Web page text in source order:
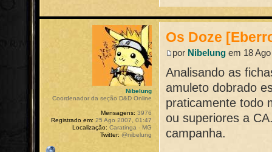
Os Doze
por Nibelung em 18
Analisando as
amuleto dobrado
praticamente todo
ou superiores a
campanha.
Nibelung
Coordenador da seção D&D Online
Mensagens: 3976
Registrado em: 25 Ago 2007, 01:47
Localização: Caratinga - MG
Twitter: @nibelung